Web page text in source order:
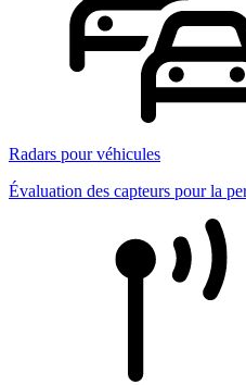
Radars pour véhicules
Évaluation des capteurs pour la